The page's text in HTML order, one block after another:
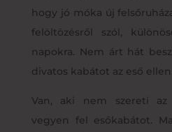
hogy jó móka új
felöltözésről szól,
napokra. Nem árt hát
divatos kabátot az eső ellen.
Van, aki nem szereti az
vegyen fel esőkabátot.